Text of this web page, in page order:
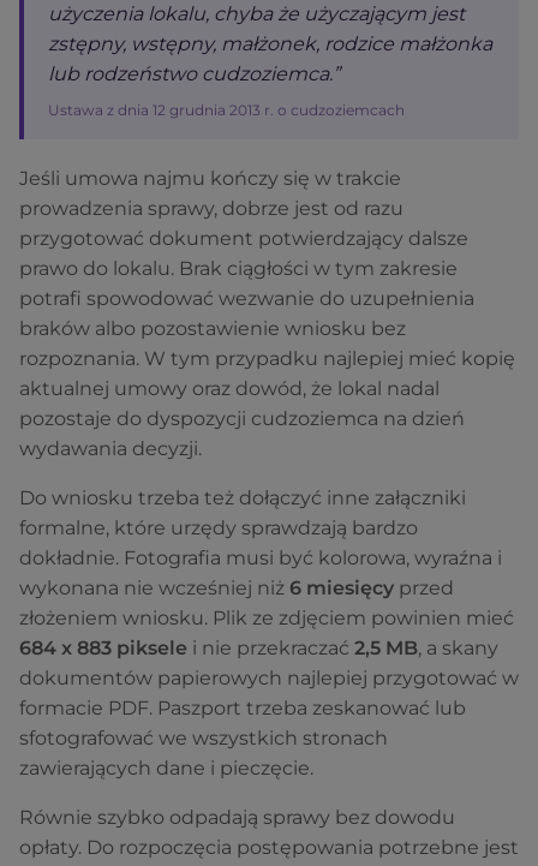
użyczenia lokalu, chyba że użyczającym jest
zstępny, wstępny, małżonek, rodzice małżonka
lub rodzeństwo cudzoziemca.”
Ustawa z dnia 12 grudnia 2013 r. o cudzoziemcach
Jeśli umowa najmu kończy się w trakcie
prowadzenia sprawy, dobrze jest od razu
przygotować dokument potwierdzający dalsze
prawo do lokalu. Brak ciągłości w tym zakresie
potrafi spowodować wezwanie do uzupełnienia
braków albo pozostawienie wniosku bez
rozpoznania. W tym przypadku najlepiej mieć kopię
aktualnej umowy oraz dowód, że lokal nadal
pozostaje do dyspozycji cudzoziemca na dzień
wydawania decyzji.
Do wniosku trzeba też dołączyć inne załączniki
formalne, które urzędy sprawdzają bardzo
dokładnie. Fotografia musi być kolorowa, wyraźna i
wykonana nie wcześniej niż 6 miesięcy przed
złożeniem wniosku. Plik ze zdjęciem powinien mieć
684 x 883 piksele i nie przekraczać 2,5 MB, a skany
dokumentów papierowych najlepiej przygotować w
formacie PDF. Paszport trzeba zeskanować lub
sfotografować we wszystkich stronach
zawierających dane i pieczęcie.
Równie szybko odpadają sprawy bez dowodu
opłaty. Do rozpoczęcia postępowania potrzebne jest